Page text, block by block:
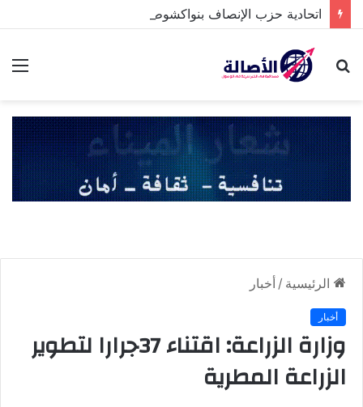
بحث
الرئيسية / أخبار
أخبار
وزارة الزراعة: اقتناء 37جرارا لتطوير
الزراعة المطرية